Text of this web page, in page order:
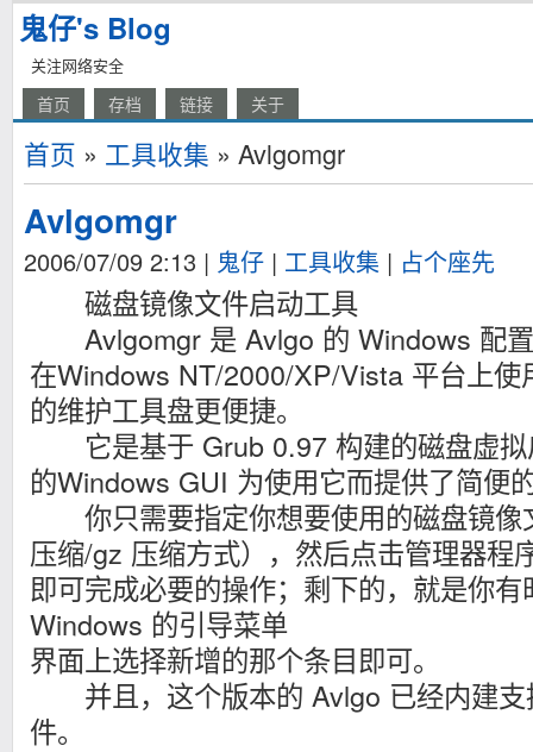
鬼仔's Blog
关注网络安全
首页 存档 链接 关于
首页 » 工具收集 » Avlgomgr
Avlgomgr
2006/07/09 2:13 | 鬼仔 | 工具收集 | 占个座先
磁盘镜像文件启动工具
Avlgomgr 是 Avlgo 的 Windows 配置
在Windows NT/2000/XP/Vista 平台上使
的维护工具盘更便捷。
它是基于 Grub 0.97 构建的磁盘虚拟
的Windows GUI 为使用它而提供了简便
你只需要指定你想要使用的磁盘镜像
压缩/gz 压缩方式），然后点击管理器程
即可完成必要的操作；剩下的，就是你
Windows 的引导菜单
界面上选择新增的那个条目即可。
并且，这个版本的 Avlgo 已经内建支
件。